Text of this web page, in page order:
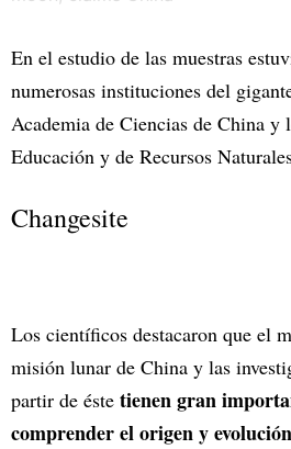
En el estudio de las muestras
numerosas instituciones del
Academia de Ciencias de China y
Educación y de Recursos
Changesite
Los científicos destacaron que el
misión lunar de China y las
partir de éste tienen gran
comprender el origen y